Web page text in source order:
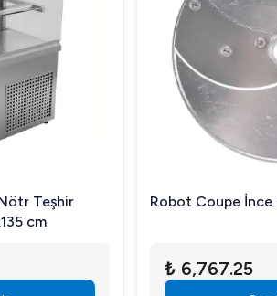
Teşhir
cm
Robot Coupe İnce
₺ 6,767.25